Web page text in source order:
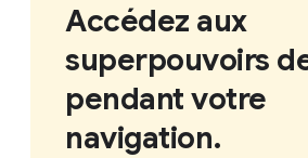
Accédez aux
superpouvoirs
pendant votre
navigation.